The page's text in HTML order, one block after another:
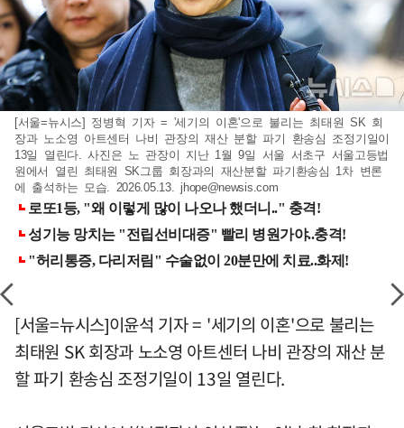
[서울=뉴시스] 정병혁 기자 = '세기의 이혼'으로 불리는 최태원 SK 회
장과 노소영 아트센터 나비 관장의 재산 분할 파기 환송심 조정기일이
13일 열린다. 사진은 노 관장이 지난 1월 9일 서울 서초구 서울고등법
원에서 열린 최태원 SK그룹 회장과의 재산분할 파기환송심 1차 변론
에 출석하는 모습. 2026.05.13. jhope@newsis.com
[서울=뉴시스]이윤석 기자 = '세기의 이혼'으로 불리는
최태원 SK 회장과 노소영 아트센터 나비 관장의 재산 분
할 파기 환송심 조정기일이 13일 열린다.